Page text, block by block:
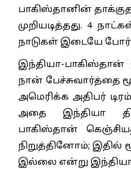
பாகிஸ்தானின்
முறியடித்தது. 4
நாடுகள் இடையே போர்
இந்தியா-
நான் பேச்சுவார்த்தை
அமெரிக்க அதிபர்
அதை இந்தியா
பாகிஸ்தான்
நிறுத்தினோம்; இதில்
இல்லை என்று இந்தியா